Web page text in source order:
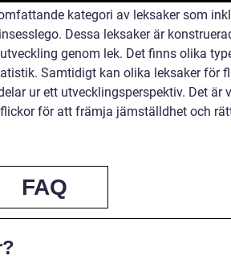
kategori av leksaker som
Dessa leksaker är
genom lek. Det finns olika
Samtidigt kan olika leksaker för
ur ett utvecklingsperspektiv. Det
för att främja jämställdhet och
FAQ